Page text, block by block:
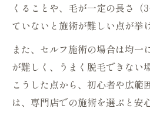
くることや、毛が一定の長さ（
ていないと施術が難しい点が挙
また、セルフ施術の場合は均一
が難しく、うまく脱毛できない
こうした点から、初心者や広範
は、専門店での施術を選ぶと安